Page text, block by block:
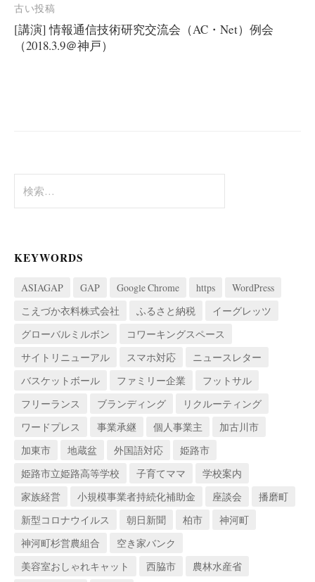
投
稿
ョ
ン
古い投稿
[講演] 情報通信技術研究交流会（AC・Net）例会
（2018.3.9＠神戸）
索:
KEYWORDS
ASIAGAP GAP Google Chrome https
WordPress
こえづか衣料株式会社
ふるさと納税
イーグレッツ
グローバルミルボン
コワーキングスペース
サイトリニューアル
スマホ対応
ニュースレター
バスケットボール
ファミリー企業
フットサル
フリーランス
ブランディング
リクルーティング
ワードプレス
事業承継 個人事業主
加古川市
加東市
地蔵盆 外国語対応
姫路市
姫路市立姫路高等学校
子育てママ
学校案内
家族経営
小規模事業者持続化補助金 座談会
播磨町
新型コロナウイルス
朝日新聞 柏市
神河町
神河町杉営農組合
空き家バンク
美容室おしゃれキャット
西脇市
農林水産省